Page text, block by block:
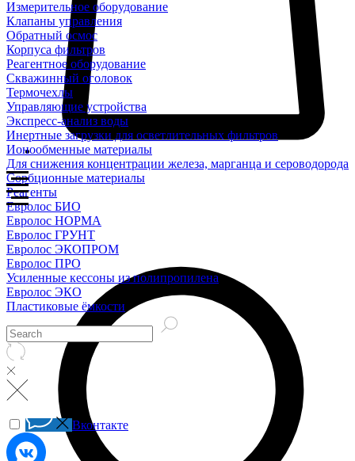
Измерительное оборудование
Клапаны управления
Обратный осмос
Корпуса фильтров
Реагентное оборудование
Скважинный оголовок
Термочехлы
Управляющие устройства
Экспресс-анализ воды
Инертные загрузки для осветлительных фильтров
Ионообменные материалы
Для снижения концентрации железа, марганца и сероводорода
Сорбционные материалы
Реагенты
Евролос БИО
Евролос НОРМА
Евролос ГРУНТ
Евролос ЭКОПРОМ
Евролос ПРО
Усиленные кессоны из полипропилена
Евролос ЭКО
Пластиковые ёмкости
Вконтакте